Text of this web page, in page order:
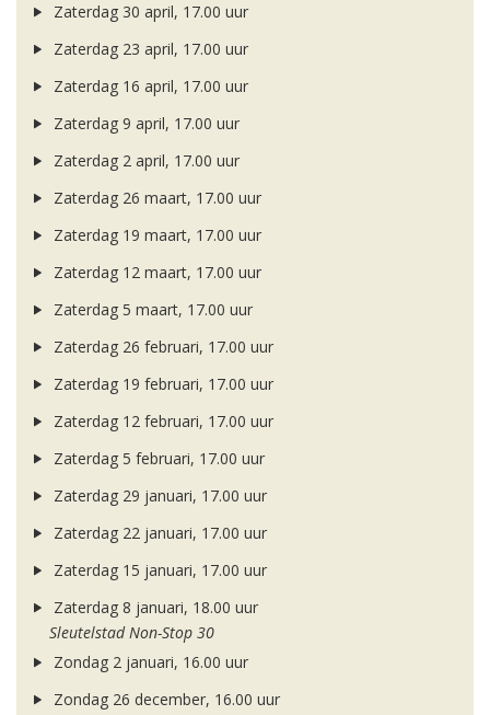
Zaterdag 30 april, 17.00 uur
Zaterdag 23 april, 17.00 uur
Zaterdag 16 april, 17.00 uur
Zaterdag 9 april, 17.00 uur
Zaterdag 2 april, 17.00 uur
Zaterdag 26 maart, 17.00 uur
Zaterdag 19 maart, 17.00 uur
Zaterdag 12 maart, 17.00 uur
Zaterdag 5 maart, 17.00 uur
Zaterdag 26 februari, 17.00 uur
Zaterdag 19 februari, 17.00 uur
Zaterdag 12 februari, 17.00 uur
Zaterdag 5 februari, 17.00 uur
Zaterdag 29 januari, 17.00 uur
Zaterdag 22 januari, 17.00 uur
Zaterdag 15 januari, 17.00 uur
Zaterdag 8 januari, 18.00 uur
Sleutelstad Non-Stop 30
Zondag 2 januari, 16.00 uur
Zondag 26 december, 16.00 uur